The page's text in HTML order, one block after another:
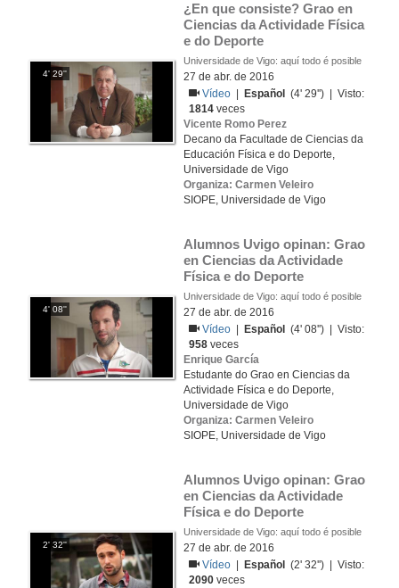
4' 29''
¿En que consiste? Grao en
Ciencias da Actividade Física
e do Deporte
Universidade de Vigo: aquí todo é posible
27 de abr. de 2016
Vídeo
Español
(4' 29'') | Visto:
1814 veces
Vicente Romo Perez
Decano da Facultade de Ciencias da
Educación Física e do Deporte,
Universidade de Vigo
Organiza: Carmen Veleiro
SIOPE, Universidade de Vigo
4' 08''
Alumnos Uvigo opinan: Grao
en Ciencias da Actividade
Física e do Deporte
Universidade de Vigo: aquí todo é posible
27 de abr. de 2016
Vídeo
Español
(4' 08'') | Visto:
958 veces
Enrique García
Estudante do Grao en Ciencias da
Actividade Física e do Deporte,
Universidade de Vigo
Organiza: Carmen Veleiro
SIOPE, Universidade de Vigo
2' 32''
Alumnos Uvigo opinan: Grao
en Ciencias da Actividade
Física e do Deporte
Universidade de Vigo: aquí todo é posible
27 de abr. de 2016
Vídeo
Español
(2' 32'') | Visto:
2090 veces